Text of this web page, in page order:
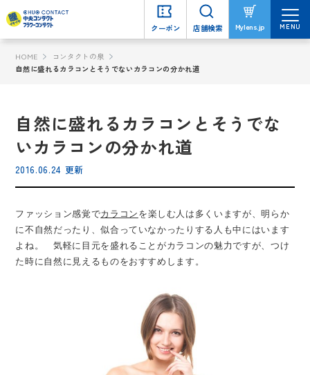
クーポン 店舗検索 Mylens.jp MENU
HOME
コンタクトの泉
自然に盛れるカラコンとそうでないカラコンの分かれ道
自然に盛れるカラコンとそうでな
いカラコンの分かれ道
2016.06.24 更新
ファッション感覚でカラコン を楽しむ人は多くいますが、明らか
に不自然だったり、似合っていなかったりする人も中にはいます
よね。 気軽に目元を盛れることがカラコンの魅力ですが、つけ
た時に自然に見えるものをおすすめします。
クーポン 店舗検索 Mylens.jp MENU